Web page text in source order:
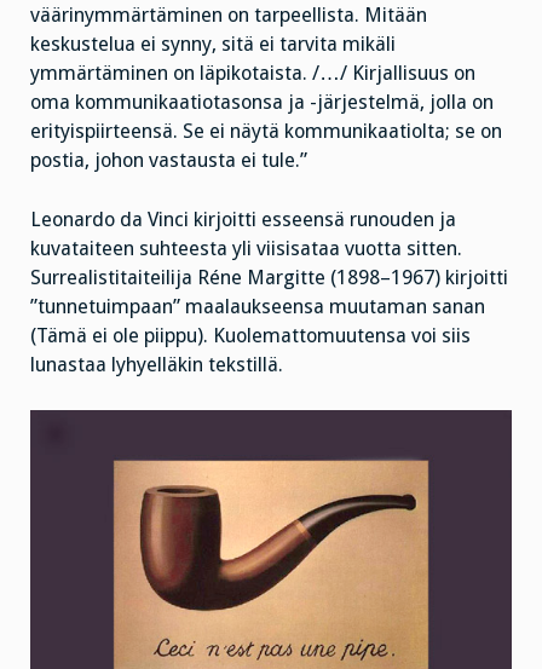
väärinymmärtäminen on tarpeellista. Mitään
keskustelua ei synny, sitä ei tarvita mikäli
ymmärtäminen on läpikotaista. /…/ Kirjallisuus on
oma kommunikaatiotasonsa ja -järjestelmä, jolla on
erityispiirteensä. Se ei näytä kommunikaatiolta; se on
postia, johon vastausta ei tule.”
Leonardo da Vinci kirjoitti esseensä runouden ja
kuvataiteen suhteesta yli viisisataa vuotta sitten.
Surrealistitaiteilija Réne Margitte (1898–1967) kirjoitti
”tunnetuimpaan” maalaukseensa muutaman sanan
(Tämä ei ole piippu). Kuolemattomuutensa voi siis
lunastaa lyhyelläkin tekstillä.